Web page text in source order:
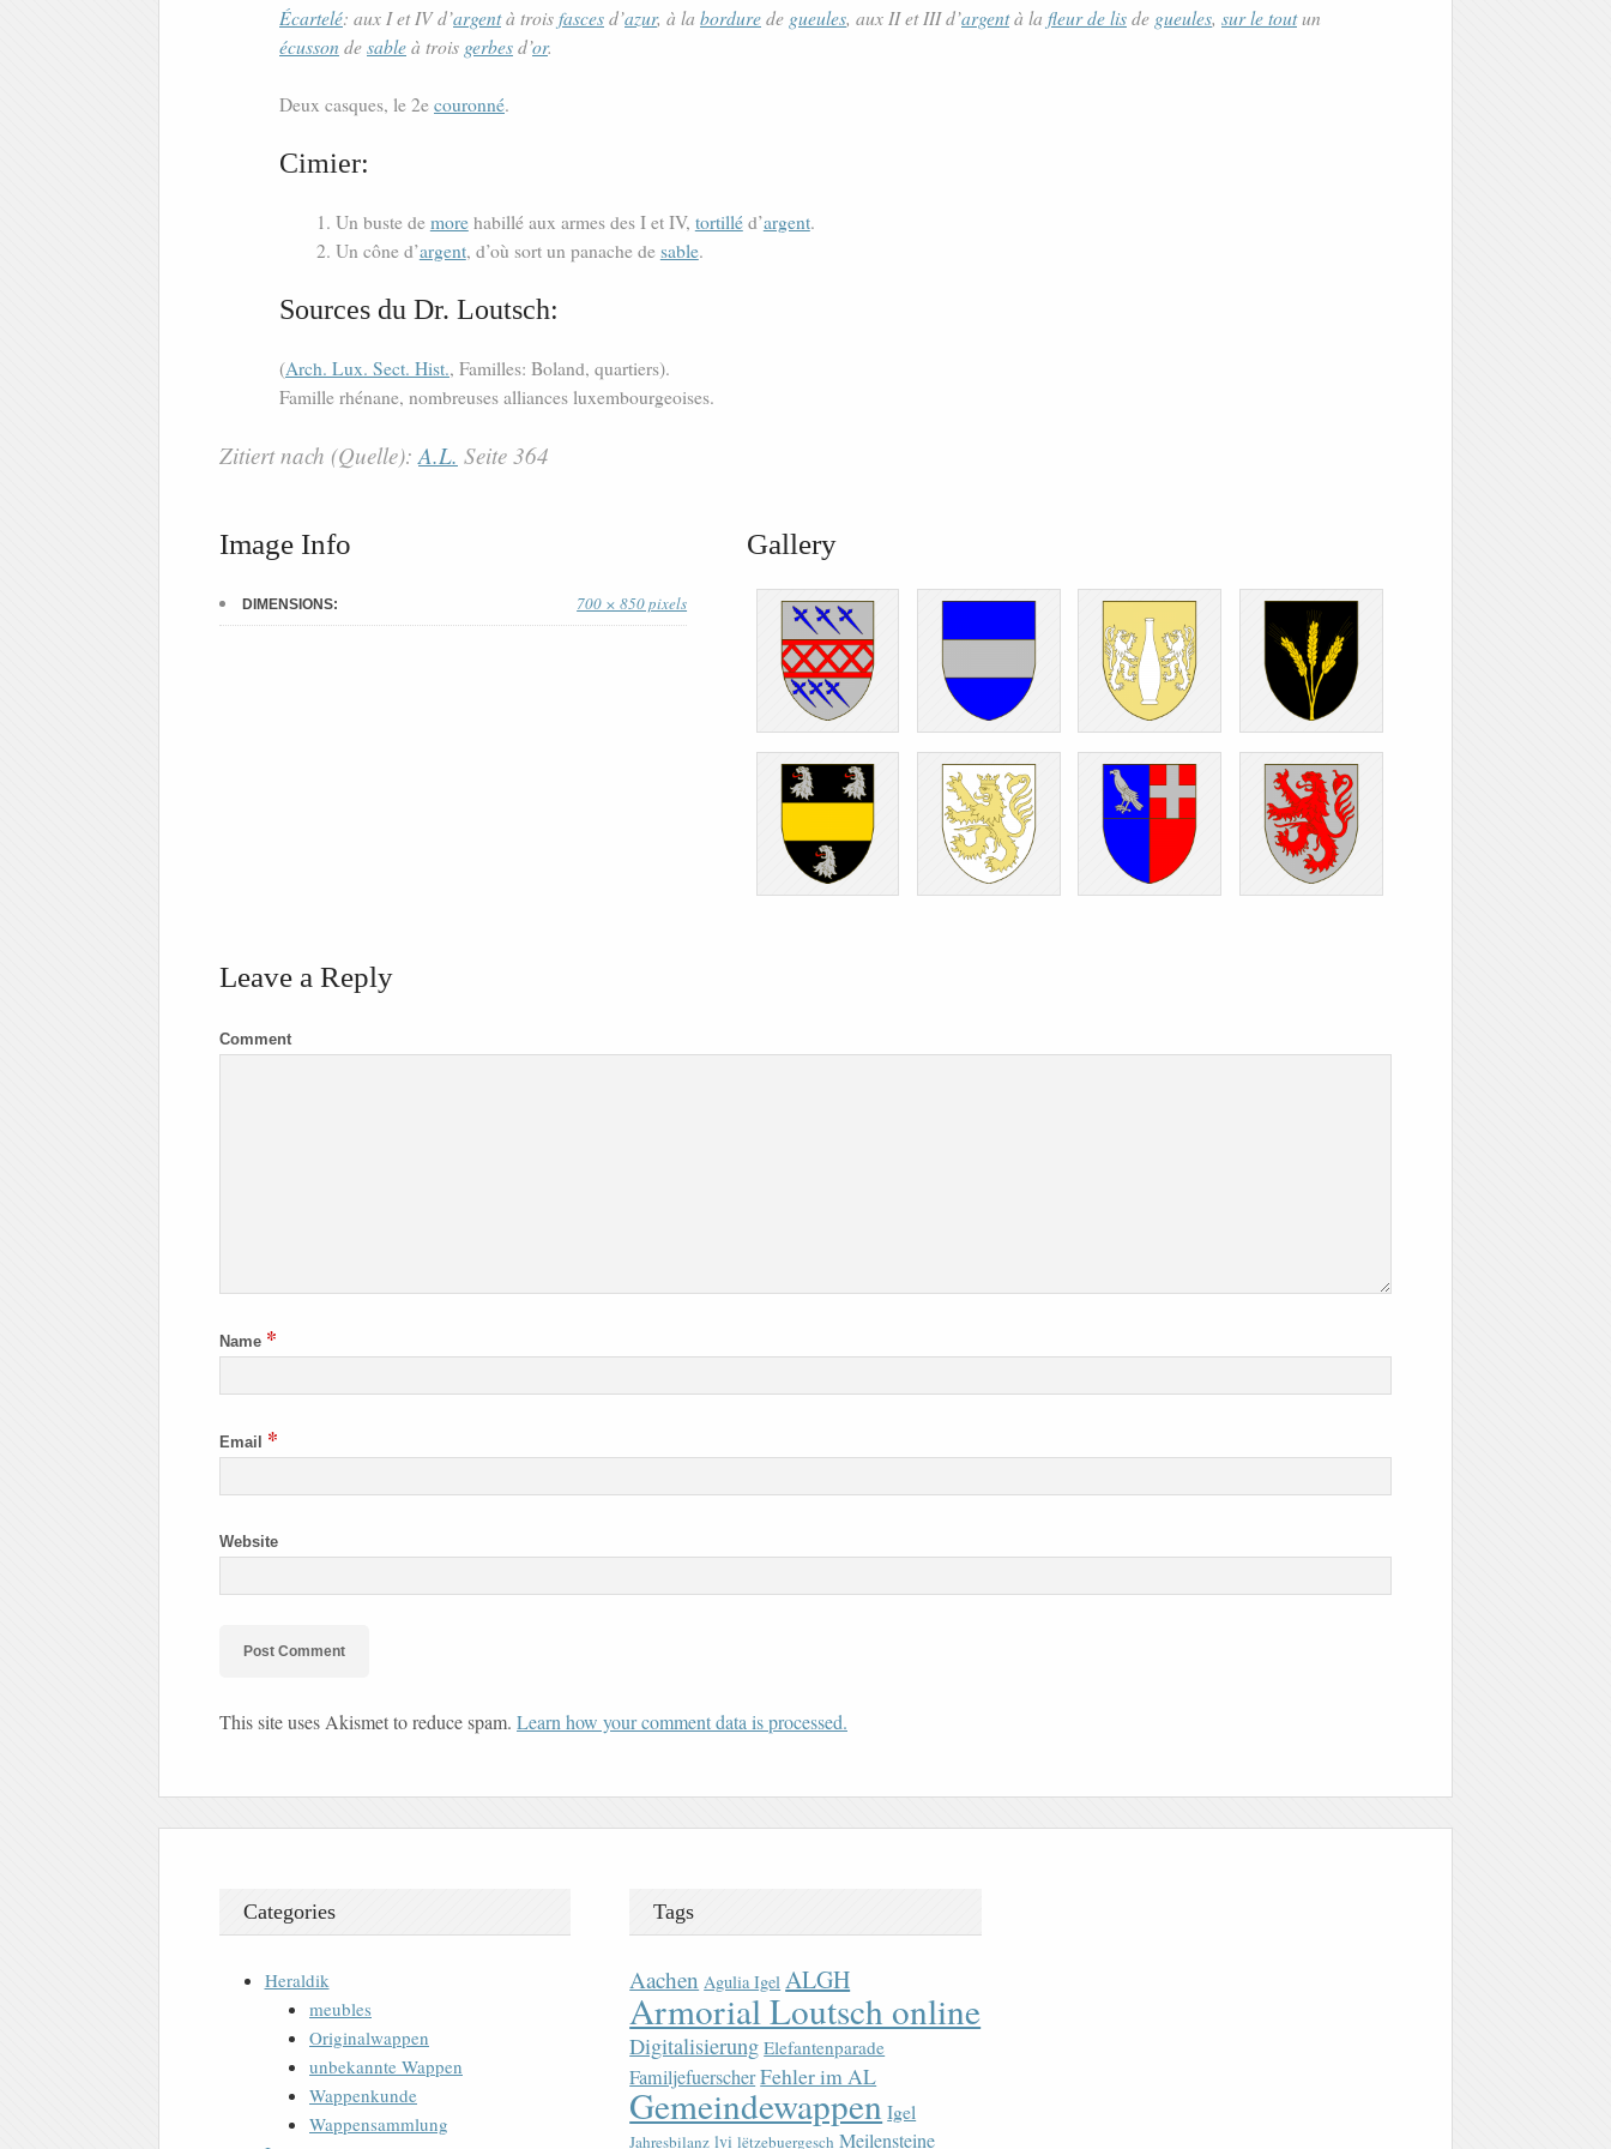
Écartelé: aux I et IV d’argentà troisfascesd’azur, à la bordurede gueules, aux II et III d’argentà la fleur de lisde gueules, sur le toutun
écusson desableà trois gerbesd’or.
Deux casques, le 2e couronné.
Cimier:
Un buste de morehabillé aux armes des I et IV, tortilléd’argent.
Un cône d’argent, d’où sort un panache de sable.
Sources du Dr. Loutsch:
(Arch. Lux. Sect. Hist., Familles: Boland, quartiers).
Famille rhénane, nombreuses alliances luxembourgeoises.
Zitiert nach (Quelle):A.L. Seite 364
Image Info
DIMENSIONS: 700 × 850 pixels
Gallery
Leave a Reply
Comment
Name *
Email *
Website
This site uses Akismet to reduce spam. Learn how your comment data is processed.
Categories
Heraldik
meubles
Originalwappen
unbekannte Wappen
Wappenkunde
Wappensammlung
Tags
Aachen Agulia Igel ALGH
Armorial Loutsch online
Digitalisierung Elefantenparade
FamiljefuerscherFehler im AL
Gemeindewappen Igel
Jahresbilanz lvi lëtzebuergesch Meilensteine